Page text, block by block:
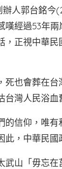
人郭台銘
嘆經過53年
，正視中華
死也會葬在
台灣人民浴
的信仰，唯
此，中華民
武山「毋忘